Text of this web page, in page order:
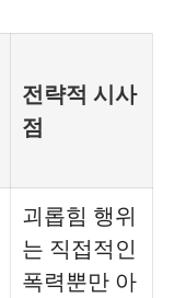
전략적 시사
점
괴롭힘 행위
는 직접적인
폭력뿐만 아